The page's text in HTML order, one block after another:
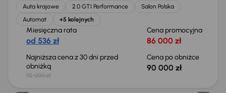
Auta krajowe 2.0 GTI Performance
Salon Polska
Automat
+5 kolejnych
Miesięczna rata
od 536 zł
Cena promocyjna
86 000 zł
Najniższa cena z 30 dni przed
obniżką
92 000 zł
Cena po obniżce
90 000 zł